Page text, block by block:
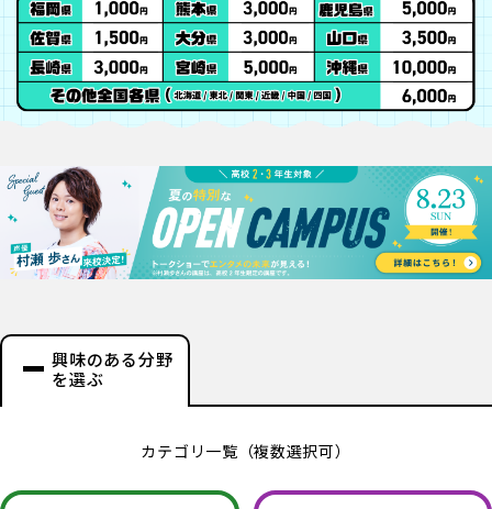
興味のある分野
を選ぶ
カテゴリ一覧（複数選択可）